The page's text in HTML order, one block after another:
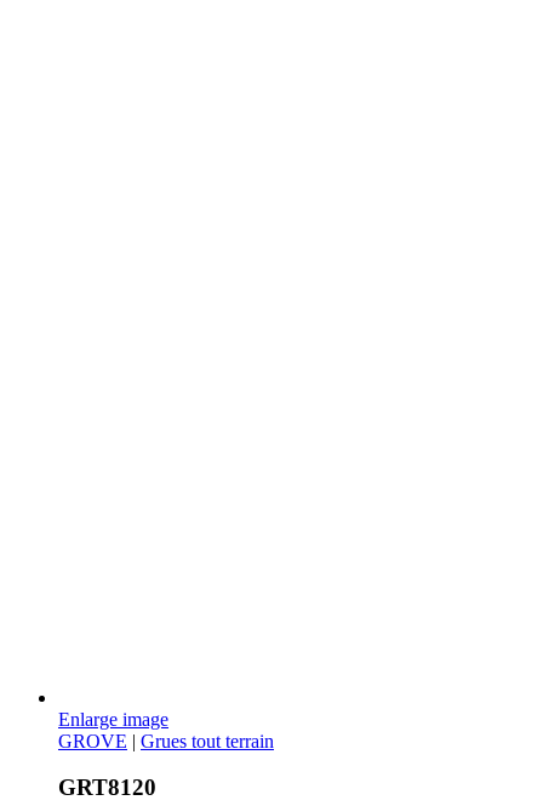
Enlarge image
GROVE | Grues tout terrain
GRT8120